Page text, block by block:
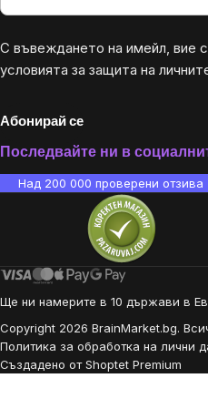
С въвеждането на имейл, вие
условията за защита на
Абонирай се
Последвайте ни в
Над 200 000 проверени отзива
Ще ни намерите в 10 държави в
Copyright 2026 BrainMarket.bg.
Политика за обработка на лични
Създадено от Shoptet Premium